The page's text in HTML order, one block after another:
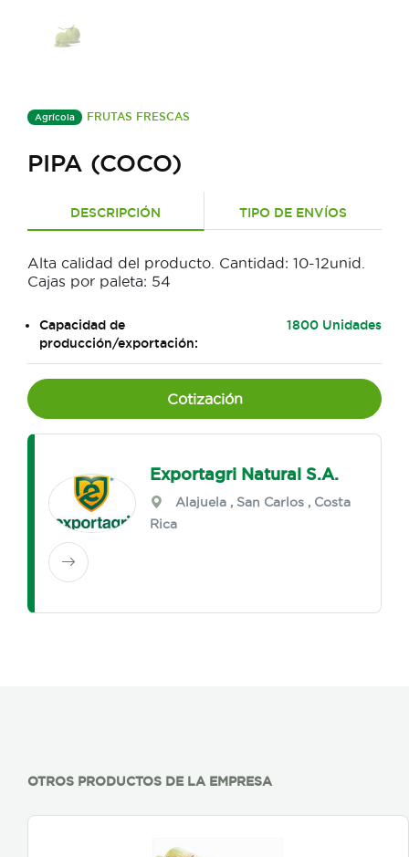
Agrícola FRUTAS FRESCAS
PIPA (COCO)
DESCRIPCIÓN TIPO DE ENVÍOS
Alta calidad del producto. Cantidad: 10-12unid.
Cajas por paleta: 54
Capacidad de
producción/exportación:
1800 Unidades
Cotización
Exportagri Natural S.A.
Alajuela , San Carlos , Costa
Rica
OTROS PRODUCTOS DE LA EMPRESA